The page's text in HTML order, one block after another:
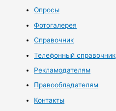
Опросы
Фотогалерея
Справочник
Телефонный справочник
Рекламодателям
Правообладателям
Контакты